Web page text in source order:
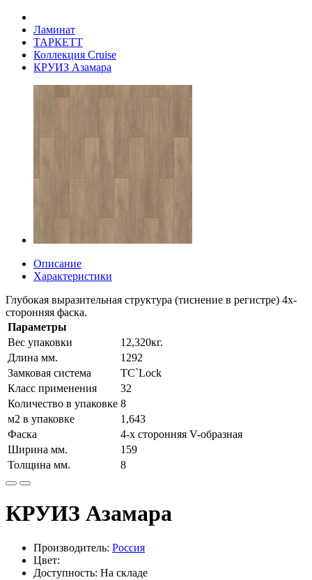
Ламинат
ТАРКЕТТ
Коллекция Cruise
КРУИЗ Азамара
Описание
Характеристики
Глубокая выразительная структура (тиснение в регистре) 4х-
сторонняя фаска.
Параметры
Вес упаковки
12,320кг.
Длина мм.
1292
Замковая система
TС`Lock
Класс применения
32
Количество в упаковке 8
м2 в упаковке
1,643
Фаска
4-х сторонняя V-образная
Ширина мм.
159
Толщина мм.
8
КРУИЗ Азамара
Производитель: Россия
Цвет:
Доступность: На складе